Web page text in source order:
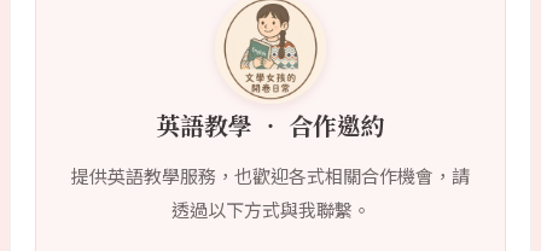
英語教學 ‧ 合作邀約
提供英語教學服務，也歡迎各式相關合作機會，請
透過以下方式與我聯繫。